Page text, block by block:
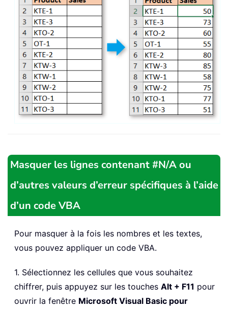
Masquer les lignes contenant #N/A ou
d’autres valeurs d’erreur spécifiques à l’aide
d’un code VBA
Pour masquer à la fois les nombres et les textes,
vous pouvez appliquer un code VBA.
1. Sélectionnez les cellules que vous souhaitez
chiffrer, puis appuyez sur les touches Alt + F11 pour
ouvrir la fenêtre Microsoft Visual Basic pour